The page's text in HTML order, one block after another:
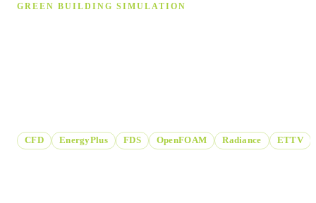
GREEN BUILDING SIMULATION
CFD EnergyPlus FDS OpenFOAM Radiance ETTV